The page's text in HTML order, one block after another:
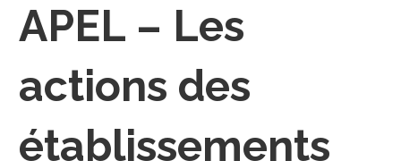
APEL – Les
actions des
établissements